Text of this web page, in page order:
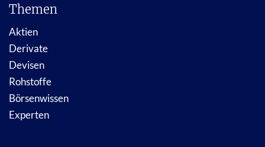
Themen
Aktien
Derivate
Devisen
Rohstoffe
Börsenwissen
Experten